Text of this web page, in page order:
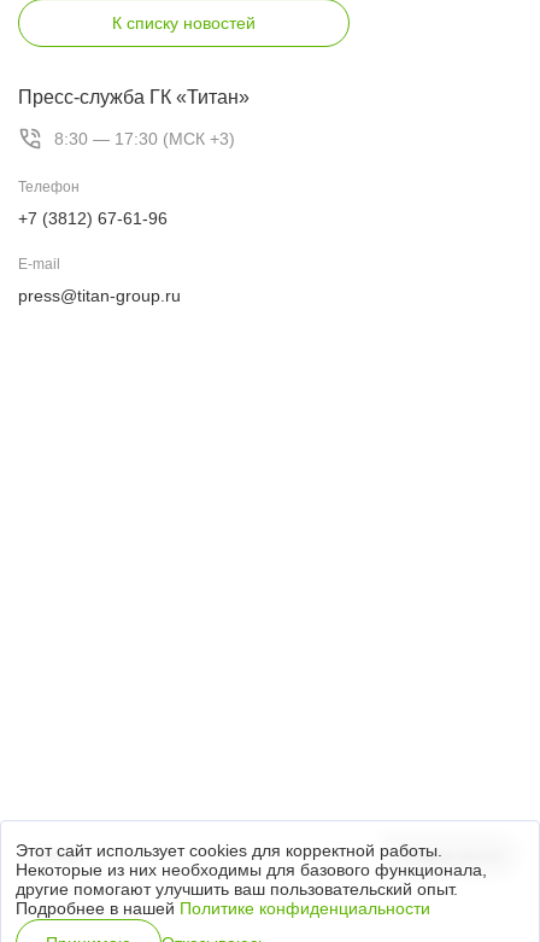
К списку новостей
Пресс-служба ГК «Титан»
8:30 — 17:30 (МСК +3)
Телефон
+7 (3812) 67-61-96
E-mail
press@titan-group.ru
Подписаться
Специальная оценка условий труда
Этот сайт использует cookies для корректной работы.
Некоторые из них необходимы для базового функционала,
другие помогают улучшить ваш пользовательский опыт.
Подробнее в нашей Политике конфиденциальности